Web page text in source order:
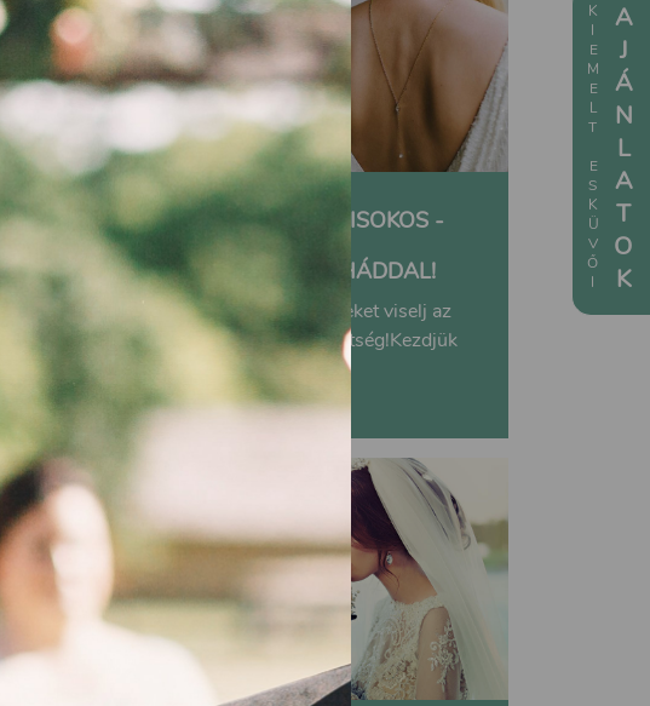
KIEMELT ESKÜVŐIAJÁNLATOK
ÉKSZERVÁLASZTÁSI KISOKOS -
ÍGY KOMBINÁLD A
KIEGÉSZÍTŐKET A RUHÁDDAL!
Nem tudod, milyen ékszereket viselj az
esküvődön? Itt egy kis segítség!Kezdjük